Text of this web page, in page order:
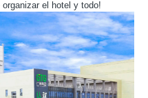
el hotel y todo!